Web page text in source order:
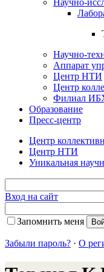
Научно-
Аппарат
Центр НТИ
Центр
Филиал
Образование
Пресс-центр
Центр
Центр НТИ
Уникальная
Вход на сайт
Запомнить меня
Забыли пароль? · О